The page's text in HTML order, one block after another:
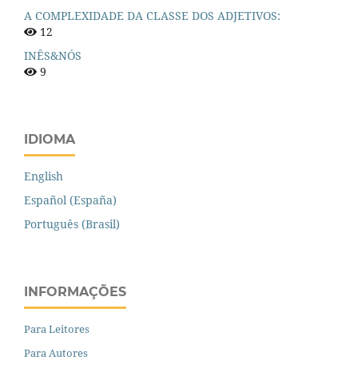
A COMPLEXIDADE DA CLASSE DOS ADJETIVOS:
12
INÊS&NÓS
9
IDIOMA
English
Español (España)
Português (Brasil)
INFORMAÇÕES
Para Leitores
Para Autores